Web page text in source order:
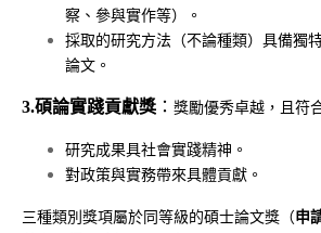
察、參與實作等）。
採取的研究方法（不論種類）具備獨
論文。
3.碩論實踐貢獻獎 ： 獎勵優秀卓越，且符
研究成果具社會實踐精神。
對政策與實務帶來具體貢獻。
三種類別獎項屬於同等級的碩士論文獎（申